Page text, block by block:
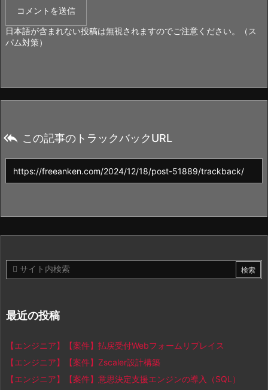
日本語が含まれない投稿は無視されますのでご注意ください。（ス
パム対策）
 この記事のトラックバックURL
最近の投稿
【エンジニア】【案件】払戻受付Webフォームリプレイス
【エンジニア】【案件】Zscaler設計構築
【エンジニア】【案件】意思決定支援エンジンの導入（SQL）